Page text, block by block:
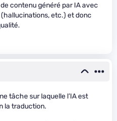
contenu généré par IA avec
etc.) et donc
tâche sur laquelle l’IA est
la traduction.